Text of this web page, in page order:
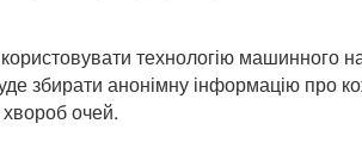
технологію машинного
збирати анонімну інформацію про
хвороб очей.